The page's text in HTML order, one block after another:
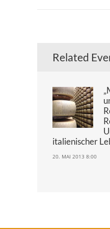
Related
italienischer
20. MAI 2013 8:00